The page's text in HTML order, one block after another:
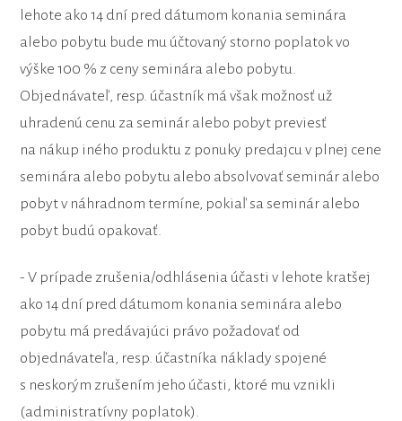
lehote ako 14 dní pred dátumom konania seminára
alebo pobytu bude mu účtovaný storno poplatok vo
výške 100 % z ceny seminára alebo pobytu.
Objednávateľ, resp. účastník má však možnosť už
uhradenú cenu za seminár alebo pobyt previesť
na nákup iného produktu z ponuky predajcu v plnej cene
seminára alebo pobytu alebo absolvovať seminár alebo
pobyt v náhradnom termíne, pokiaľ sa seminár alebo
pobyt budú opakovať.
- V prípade zrušenia/odhlásenia účasti v lehote kratšej
ako 14 dní pred dátumom konania seminára alebo
pobytu má predávajúci právo požadovať od
objednávateľa, resp. účastníka náklady spojené
s neskorým zrušením jeho účasti, ktoré mu vznikli
(administratívny poplatok).